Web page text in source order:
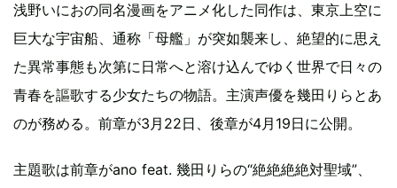
浅野いにおの同名漫画をアニメ化した同作は、東京上空に
巨大な宇宙船、通称「母艦」が突如襲来し、絶望的に思え
た異常事態も次第に日常へと溶け込んでゆく世界で日々の
青春を謳歌する少女たちの物語。主演声優を幾田りらとあ
のが務める。前章が3月22日、後章が4月19日に公開。
主題歌は前章がano feat. 幾田りらの“絶絶絶絶対聖域”、